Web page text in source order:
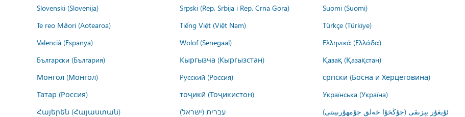
Slovenski (Slovenija)
Srpski (Rep. Srbija i Rep. Crna Gora) Suomi (Suomi)
Te reo Māori (Aotearoa)
Tiếng Việt (Việt Nam) Türkçe (Türkiye)
Valencià (Espanya)
Wolof (Senegaal) Ελληνικά (Ελλάδα)
Български (България)
Кыргызча (Кыргызстан) Қазақ (Қазақстан)
Монгол (Монгол)
Русский (Россия) српски (Босна и Херцеговина)
Татар (Россия)
тоҷикӣ (Тоҷикистон) Українська (Україна)
Հայերեն (Հայաստան)
עברית (ישראל) ئۇيغۇر يېزىقى (جۇڭخۇا خەلق جۇمھۇرىيىتى)